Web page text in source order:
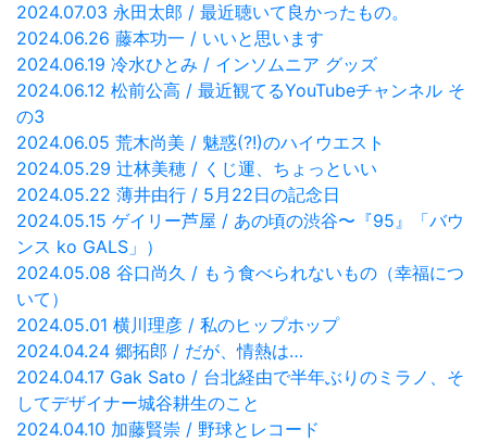
2024.07.03 永田太郎 / 最近聴いて良かったもの。
2024.06.26 藤本功一 / いいと思います
2024.06.19 冷水ひとみ / インソムニア グッズ
2024.06.12 松前公高 / 最近観てるYouTubeチャンネル そ
の3
2024.06.05 荒木尚美 / 魅惑(?!)のハイウエスト
2024.05.29 辻林美穂 / くじ運、ちょっといい
2024.05.22 薄井由行 / 5月22日の記念日
2024.05.15 ゲイリー芦屋 / あの頃の渋谷〜『95』「バウ
ンス ko GALS」）
2024.05.08 谷口尚久 / もう食べられないもの（幸福につ
いて）
2024.05.01 横川理彦 / 私のヒップホップ
2024.04.24 郷拓郎 / だが、情熱は…
2024.04.17 Gak Sato / 台北経由で半年ぶりのミラノ、そ
してデザイナー城谷耕生のこと
2024.04.10 加藤賢崇 / 野球とレコード